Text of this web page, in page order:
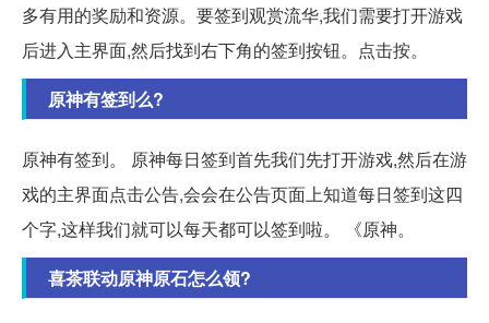
多有用的奖励和资源。要签到观赏流华,我们需要打开游戏
后进入主界面,然后找到右下角的签到按钮。点击按。
原神有签到么?
原神有签到。 原神每日签到首先我们先打开游戏,然后在游
戏的主界面点击公告,会会在公告页面上知道每日签到这四
个字,这样我们就可以每天都可以签到啦。 《原神。
喜茶联动原神原石怎么领?